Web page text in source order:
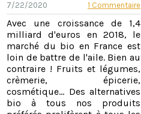
7/22/2020 1 Commentaire
Avec une croissance de 1,4
milliard d'euros en 2018, le
marché du bio en France est
loin de battre de l'aile. Bien au
contraire ! Fruits et légumes,
crèmerie, épicerie,
cosmétique… Des alternatives
bio à tous nos produits